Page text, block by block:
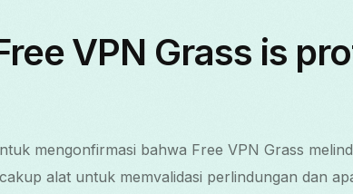
VPN Grass is
mengonfirmasi bahwa Free VPN Grass
alat untuk memvalidasi perlindungan dan